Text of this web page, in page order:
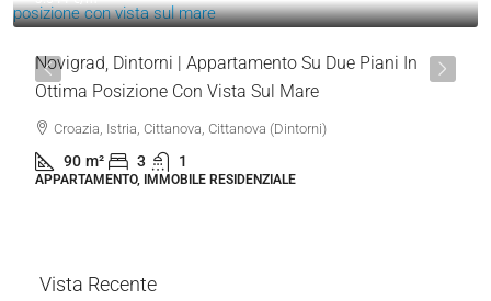
Novigrad, Dintorni | Appartamento Su Due Piani In
Ottima Posizione Con Vista Sul Mare
Croazia, Istria, Cittanova, Cittanova (Dintorni)
90 m² 3 1
APPARTAMENTO, IMMOBILE RESIDENZIALE
Vista Recente